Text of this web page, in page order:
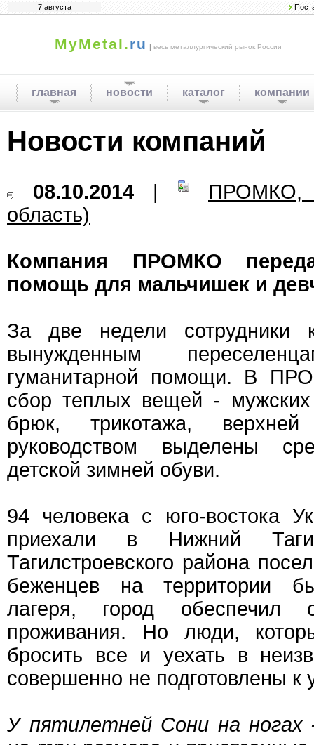
7 августа
MyMetal.ru | весь металлургический рынок России
главная новости каталог компании
Новости компаний
08.10.2014|
ПРОМКО,
область)
Компания ПРОМКО
помощь для мальчишек и
За две недели сотрудники
вынужденным
гуманитарной помощи. В
сбор теплых вещей -
брюк, трикотажа,
руководством выделены
детской зимней обуви.
94 человека с юго-востока
приехали в Нижний
Тагилстроевского района
беженцев на территории
лагеря, город обеспечил
проживания. Но люди,
бросить все и уехать в
совершенно не подготовлены к
У пятилетней Сони на ногах